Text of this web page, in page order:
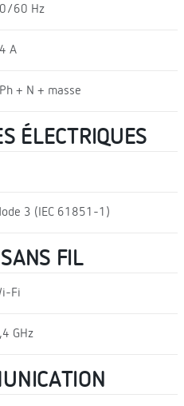
60 Hz
A
+ N + masse
ÉLECTRIQUES
3 (IEC 61851-1)
FIL
Fi
GHz